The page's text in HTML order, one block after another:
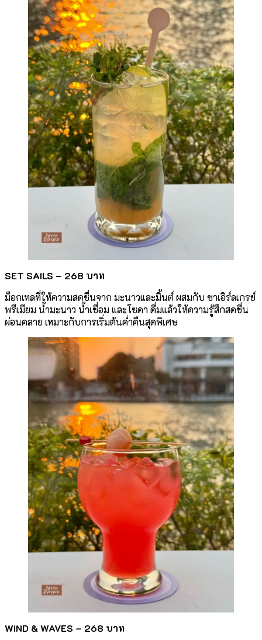
SET SAILS – 268 บาท
ม็อกเทลที่ให้ความสดชื่นจาก มะนาวและมิ้นต์ ผสมกับ ชาเอิร์ลเกรย์
พรีเมียม น้ำมะนาว น้ำเชื่อม และโซดา ดื่มแล้วให้ความรู้สึกสดชื่น
ผ่อนคลาย เหมาะกับการเริ่มต้นค่ำคืนสุดพิเศษ
WIND & WAVES – 268 บาท